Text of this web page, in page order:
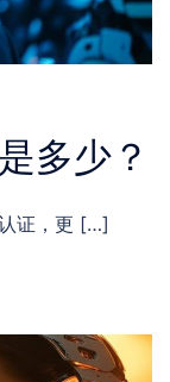
多少？
证，更 […]